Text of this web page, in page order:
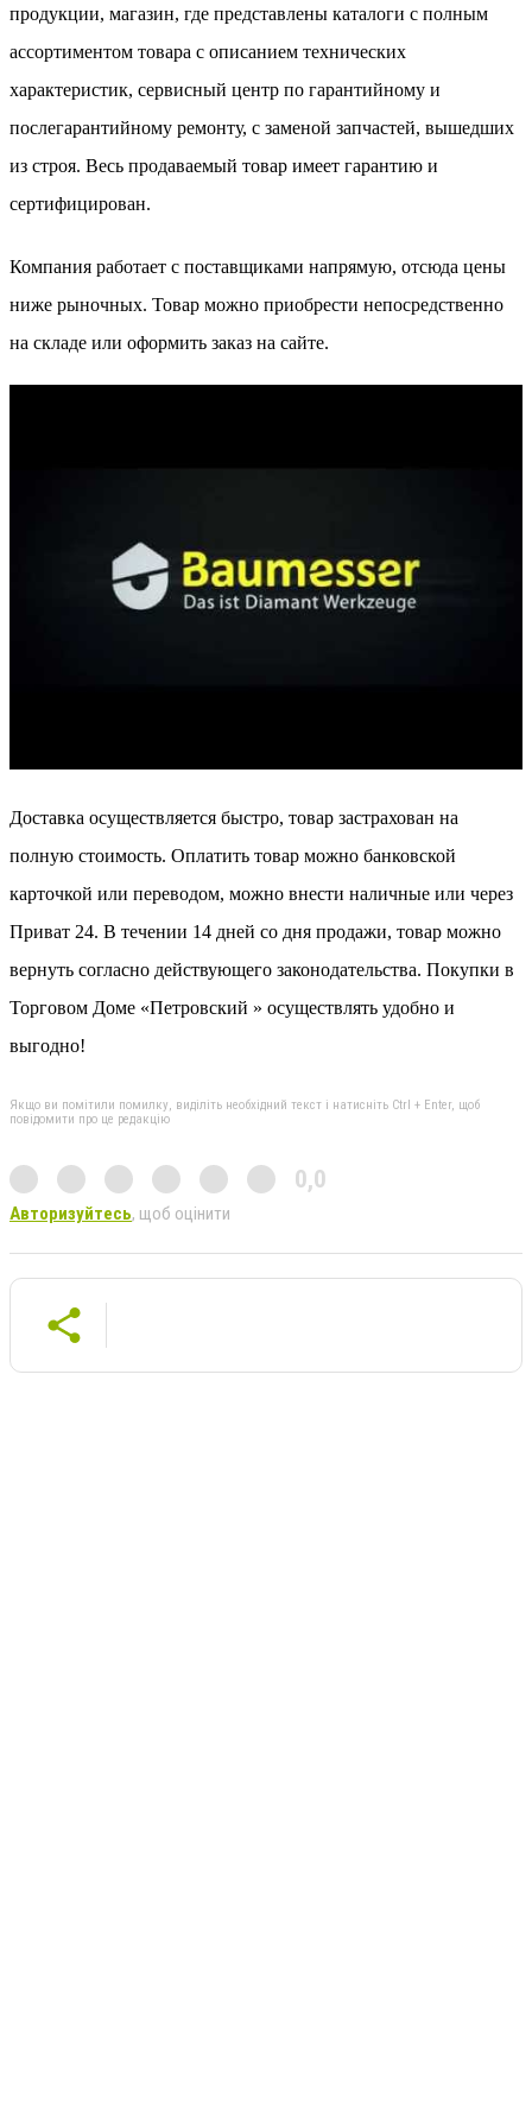
продукции, магазин, где представлены каталоги с полным
ассортиментом товара с описанием технических
характеристик, сервисный центр по гарантийному и
послегарантийному ремонту, с заменой запчастей, вышедших
из строя. Весь продаваемый товар имеет гарантию и
сертифицирован.
Компания работает с поставщиками напрямую, отсюда цены
ниже рыночных. Товар можно приобрести непосредственно
на складе или оформить заказ на сайте.
Доставка осуществляется быстро, товар застрахован на
полную стоимость. Оплатить товар можно банковской
карточкой или переводом, можно внести наличные или через
Приват 24. В течении 14 дней со дня продажи, товар можно
вернуть согласно действующего законодательства. Покупки в
Торговом Доме «Петровский » осуществлять удобно и
выгодно!
Якщо ви помітили помилку, виділіть необхідний текст і натисніть Ctrl + Enter, щоб
повідомити про це редакцію
0,0
Авторизуйтесь, щоб оцінити